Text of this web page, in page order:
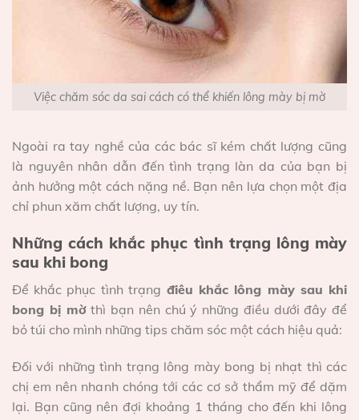
Việc chăm sóc da sai cách có thể khiến lông mày bị mờ
Ngoài ra tay nghề của các bác sĩ kém chất lượng cũng
là nguyên nhân dẫn đến tình trạng làn da của bạn bị
ảnh hưởng một cách nặng nề. Bạn nên lựa chọn một địa
chỉ phun xăm chất lượng, uy tín.
Những cách khắc phục tình trạng lông mày
sau khi bong
Để khắc phục tình trạng điêu khắc lông mày sau khi
bong bị mờthì bạn nên chú ý những điều dưới đây để
bỏ túi cho mình những tips chăm sóc một cách hiệu quả:
Đối với những tình trạng lông mày bong bị nhạt thì các
chị em nên nhanh chóng tới các cơ sở thẩm mỹ để dặm
lại. Bạn cũng nên đợi khoảng 1 tháng cho đến khi lông